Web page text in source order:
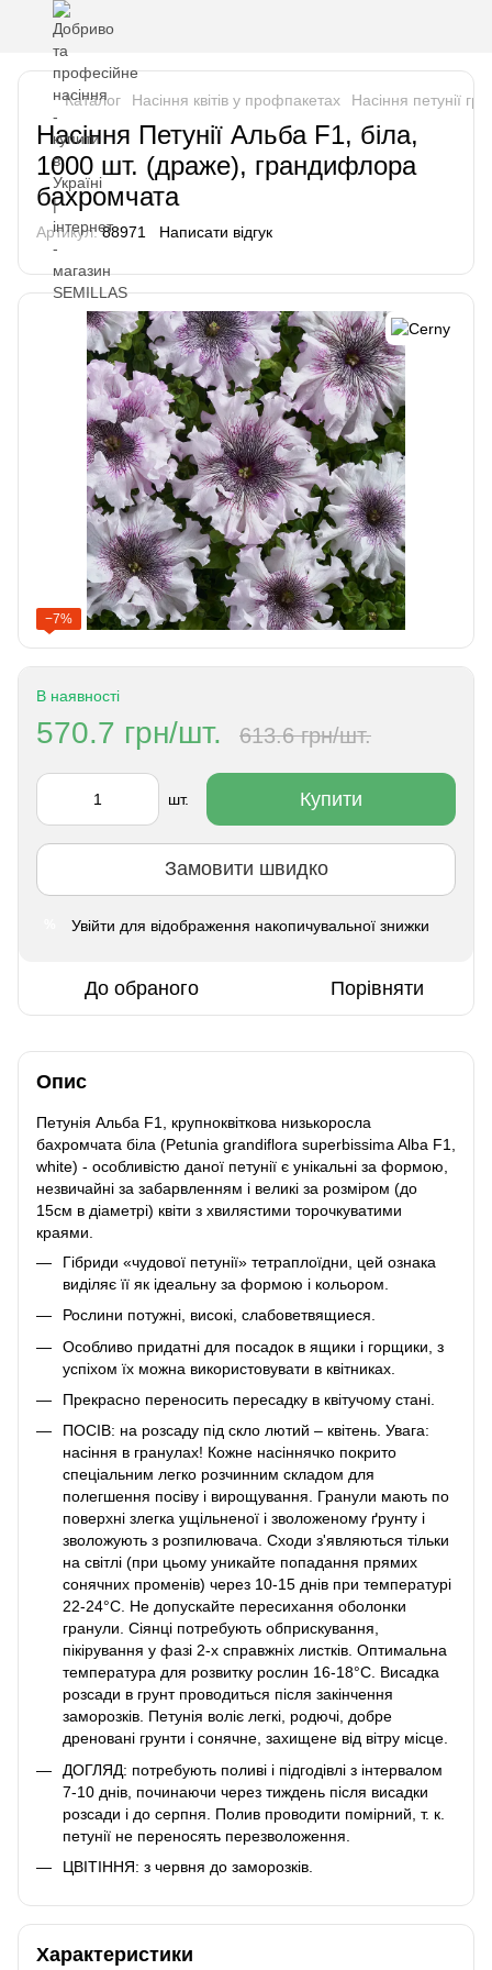
Каталог Насіння квітів у профпакетах Насіння петунії
Насіння Петунії Альба F1, біла,
1000 шт. (драже), грандифлора
бахромчата
Артикул:88971 Написати відгук
−7%
В наявності
570.7 грн/шт. 613.6 грн/шт.
шт. Купити
Замовити швидко
Увійти для відображення накопичувальної знижки
До обраного Порівняти
Опис
Петунія Альба F1, крупноквіткова низькоросла
бахромчата біла (Petunia grandiflora superbissima Alba F1,
white) - особливістю даної петунії є унікальні за формою,
незвичайні за забарвленням і великі за розміром (до
15см в діаметрі) квіти з хвилястими торочкуватими
краями.
Гібриди «чудової петунії» тетраплоїдни, цей ознака
виділяє її як ідеальну за формою і кольором.
Рослини потужні, високі, слабоветвящиеся.
Особливо придатні для посадок в ящики і горщики, з
успіхом їх можна використовувати в квітниках.
Прекрасно переносить пересадку в квітучому стані.
ПОСІВ: на розсаду під скло лютий – квітень. Увага:
насіння в гранулах! Кожне насіннячко покрито
спеціальним легко розчинним складом для
полегшення посіву і вирощування. Гранули мають по
поверхні злегка ущільненої і зволоженому ґрунту і
зволожують з розпилювача. Сходи з'являються тільки
на світлі (при цьому уникайте попадання прямих
сонячних променів) через 10-15 днів при температурі
22-24°С. Не допускайте пересихання оболонки
гранули. Сіянці потребують обприскування,
пікірування у фазі 2-х справжніх листків. Оптимальна
температура для розвитку рослин 16-18°С. Висадка
розсади в грунт проводиться після закінчення
заморозків. Петунія воліє легкі, родючі, добре
дреновані грунти і сонячне, захищене від вітру місце.
ДОГЛЯД: потребують поливі і підгодівлі з інтервалом
7-10 днів, починаючи через тиждень після висадки
розсади і до серпня. Полив проводити помірний, т. к.
петунії не переносять перезволоження.
ЦВІТІННЯ: з червня до заморозків.
Характеристики